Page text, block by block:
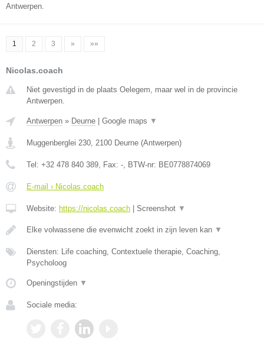
Antwerpen.
1 2 3 » »»
Nicolas.coach
Niet gevestigd in de plaats Oelegem, maar wel in de provincie
Antwerpen.
Antwerpen » Deurne Google maps ▼
Muggenberglei 230, 2100 Deurne (Antwerpen)
Tel: +32 478 840 389, Fax: -, BTW-nr: BE0778874069
E-mail › Nicolas.coach
Website: https://nicolas.coach Screenshot ▼
Elke volwassene die evenwicht zoekt in zijn leven kan ▼
Diensten: Life coaching, Contextuele therapie, Coaching,
Psycholoog
Openingstijden ▼
Sociale media: